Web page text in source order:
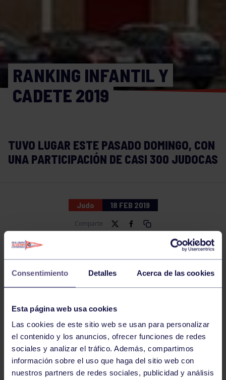
Consentimiento Detalles Acerca de las cookies
Esta página web usa cookies
Las cookies de este sitio web se usan para personalizar
el contenido y los anuncios, ofrecer funciones de redes
sociales y analizar el tráfico. Además, compartimos
información sobre el uso que haga del sitio web con
nuestros partners de redes sociales, publicidad y análisis
RANKING INFANTIL Y
CADETE 2019
TUVO LUGAR ESTE PASADO DOMINGO, CON
UNA PARTICIPACIÓN DE CASI 300 JUDOCAS
Judo 18 FEB 2019
Comparte
​Este pasado domingo, se celebró el I ranking Infantil y
Cadete 2019. Ranking dentro de los Juegos Escolares y
puntuable para el Campeonato de España.